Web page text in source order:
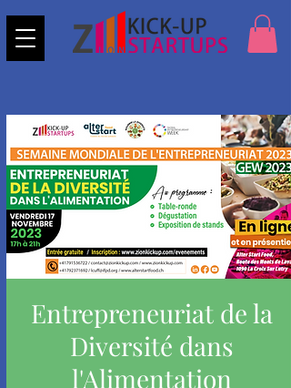
Entrepreneuriat de la
Diversité dans
l'Alimentation